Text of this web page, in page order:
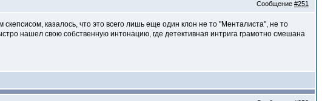
Сообщение #251
казалось, что это всего лишь еще один клон не то "Менталиста", не то
нашел свою собственную интонацию, где детективная интрига грамотно смешана